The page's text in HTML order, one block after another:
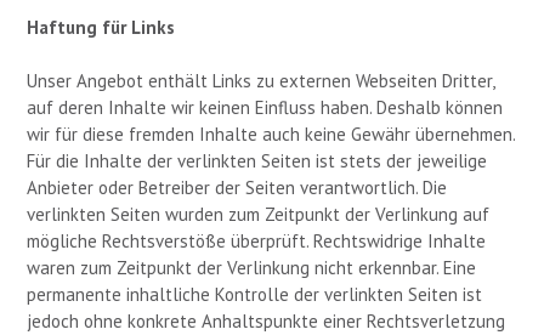
Haftung für Links
Unser Angebot enthält Links zu externen Webseiten Dritter,
auf deren Inhalte wir keinen Einfluss haben. Deshalb können
wir für diese fremden Inhalte auch keine Gewähr übernehmen.
Für die Inhalte der verlinkten Seiten ist stets der jeweilige
Anbieter oder Betreiber der Seiten verantwortlich. Die
verlinkten Seiten wurden zum Zeitpunkt der Verlinkung auf
mögliche Rechtsverstöße überprüft. Rechtswidrige Inhalte
waren zum Zeitpunkt der Verlinkung nicht erkennbar. Eine
permanente inhaltliche Kontrolle der verlinkten Seiten ist
jedoch ohne konkrete Anhaltspunkte einer Rechtsverletzung